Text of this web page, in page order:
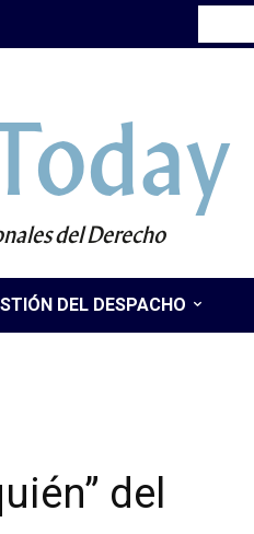
del Derecho
DEL DESPACHO
del